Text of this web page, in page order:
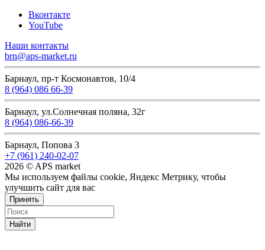
Вконтакте
YouTube
Наши контакты
brn@aps-market.ru
Барнаул, пр-т Космонавтов, 10/4
8 (964) 086 66-39
Барнаул, ул.Солнечная поляна, 32г
8 (964) 086-66-39
Барнаул, Попова 3
+7 (961) 240-02-07
2026 © APS market
Мы используем файлы cookie, Яндекс Метрику, чтобы
улучшить сайт для вас
Принять
Найти